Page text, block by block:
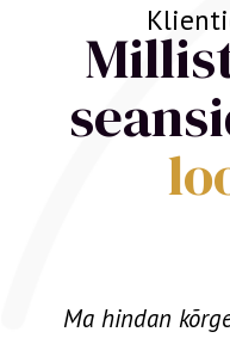
Marise